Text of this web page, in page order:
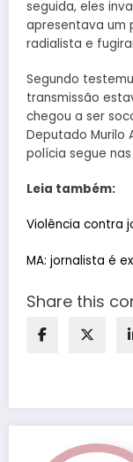
seguida, eles
apresentava um
radialista e
Segundo
transmissão
chegou a ser
Deputado Murilo
polícia segue
Leia também:
Violência contra
MA: jornalista é
Share this